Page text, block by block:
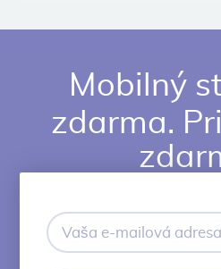
Mobilný
zdarma.
e-